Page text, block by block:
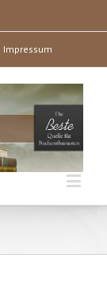
Impressum